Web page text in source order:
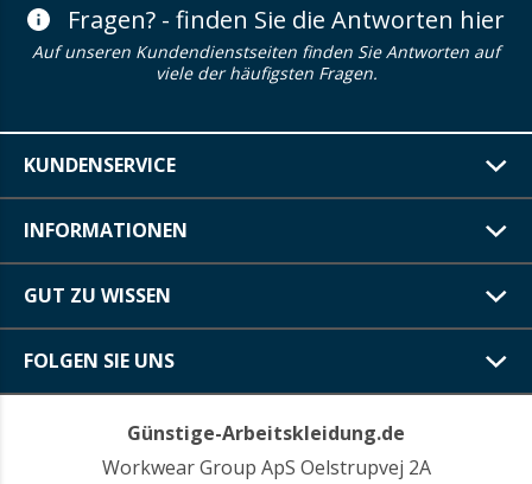
Fragen? - finden Sie die Antworten hier
Auf unseren Kundendienstseiten finden Sie Antworten auf
viele der häufigsten Fragen.
KUNDENSERVICE
INFORMATIONEN
GUT ZU WISSEN
FOLGEN SIE UNS
Günstige-Arbeitskleidung.de
Workwear Group ApS Oelstrupvej 2A